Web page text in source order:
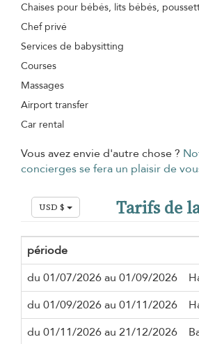
Chaises pour bébés, lits bébés,
Chef privé
Services de babysitting
Courses
Massages
Airport transfer
Car rental
Vous avez envie d'autre chose ?
concierges se fera un plaisir de
USD $ Tarifs de
période
du 01/07/2026 au 01/09/2026
du 01/09/2026 au 01/11/2026
du 01/11/2026 au 21/12/2026